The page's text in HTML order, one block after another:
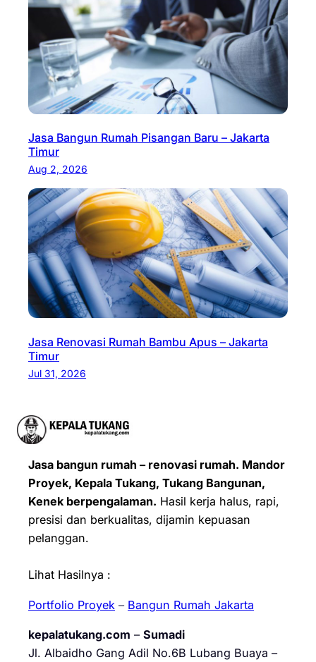
Jasa Bangun Rumah Pisangan Baru – Jakarta
Timur
Aug 2, 2026
Jasa Renovasi Rumah Bambu Apus – Jakarta
Timur
Jul 31, 2026
Jasa bangun rumah – renovasi rumah. Mandor
Proyek, Kepala Tukang, Tukang Bangunan,
Kenek berpengalaman. Hasil kerja halus, rapi,
presisi dan berkualitas, dijamin kepuasan
pelanggan.
Lihat Hasilnya :
Portfolio Proyek – Bangun Rumah Jakarta
kepalatukang.com – Sumadi
Jl. Albaidho Gang Adil No.6B Lubang Buaya –